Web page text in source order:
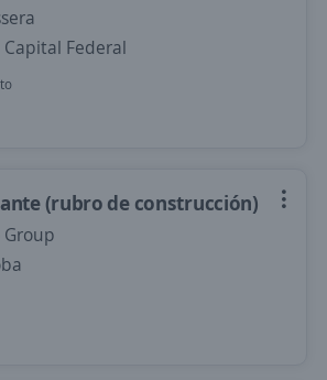
Federal
(rubro de construcción)
Group